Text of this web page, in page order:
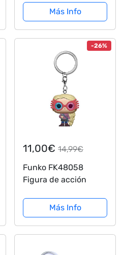
Más Info
-26%
11,00€ 14,99€
Funko FK48058
Figura de acción
Más Info